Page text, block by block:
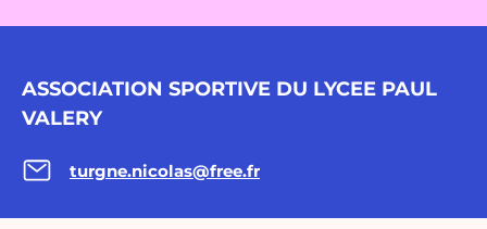
ASSOCIATION SPORTIVE DU LYCEE PAUL
VALERY
turgne.nicolas@free.fr